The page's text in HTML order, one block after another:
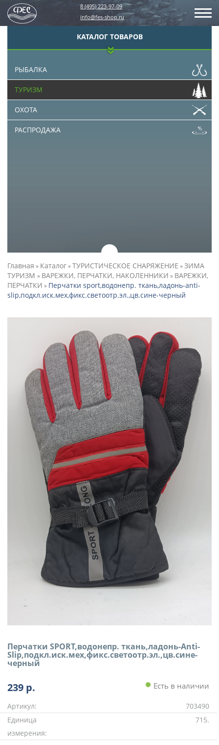
8 (495) 223-97-09
info@fes-shop.ru
КАТАЛОГ ТОВАРОВ
РЫБАЛКА
ТУРИЗМ
ОХОТА
РАСПРОДАЖА
Главная » Каталог»ТУРИСТИЧЕСКОЕ СНАРЯЖЕНИЕ »ЗИМА
ТУРИЗМ » ВАРЕЖКИ, ПЕРЧАТКИ, НАКОЛЕННИКИ » ВАРЕЖКИ,
ПЕРЧАТКИ » Перчатки sport,водонепр. ткань,ладонь-anti-
slip,подкл.иск.мех,фикс.светоотр.эл.,цв.сине-черный
Перчатки SPORT,водонепр. ткань,ладонь-Anti-
Slip,подкл.иск.мех,фикс.светоотр.эл.,цв.сине-
черный
239 р. Есть в наличии
Артикул:
703490
Единица
измерения:
715.